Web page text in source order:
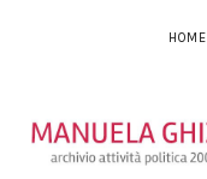
HOME